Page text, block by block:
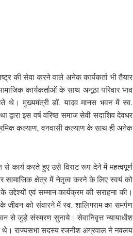
की सेवा करने वाले अनेक कार्यकर्ता भी तैयार
कार्यकर्ताओं के साथ अनूठा परिवार भाव
मुख्यमंत्री डॉ. यादव मानस भवन में स्व.
इस वर्ष वरिष्ठ समाज सेवी सदाशिव देवधर
श्रमिक कल्याण, वनवासी कल्याण के साथ ही अनेक
कार्य करते हुए उसे विराट रूप देने में महत्वपूर्ण
सामाजिक क्षेत्र में नेतृत्व करने के लिए स्वयं को
एवं सम्मान कार्यक्रम की सराहना की।
जीवन को संवारने में स्व. शालिगराम का समर्पण
से जुड़े संस्मरण सुनाये। सेवानिवृत्त न्यायाधीश
थे। राज्यसभा सदस्य रजनीश अग्रवाल ने नवलय